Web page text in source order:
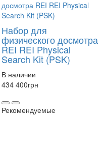
Набор для
физического досмотра
REI REI Physical
Search Kit (PSK)
В наличии
434 400грн
Рекомендуемые